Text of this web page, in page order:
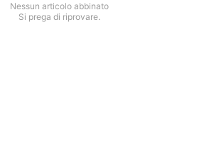
Nessun articolo abbinato
Si prega di riprovare.